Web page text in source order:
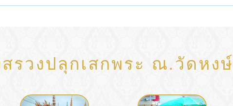
สรวงปลุกเสกพระ ณ.วัดหง